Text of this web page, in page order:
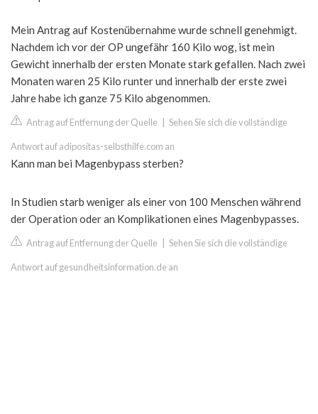
Mein Antrag auf Kostenübernahme wurde schnell genehmigt.
Nachdem ich vor der OP ungefähr 160 Kilo wog, ist mein
Gewicht innerhalb der ersten Monate stark gefallen. Nach zwei
Monaten waren 25 Kilo runter und innerhalb der erste zwei
Jahre habe ich ganze 75 Kilo abgenommen.
Antrag auf Entfernung der Quelle Sehen Sie sich die vollständige
Antwort auf adipositas-selbsthilfe.com an
Kann man bei Magenbypass sterben?
In Studien starb weniger als einer von 100 Menschen während
der Operation oder an Komplikationen eines Magenbypasses.
Antrag auf Entfernung der Quelle Sehen Sie sich die vollständige
Antwort auf gesundheitsinformation.de an